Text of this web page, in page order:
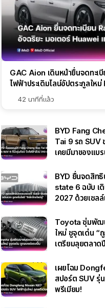
GAC Aion เดินหน้ายื่นจดทะเ
ไฟฟ้าประเดิมไลน์อัปตระกูลให
42 นาทีที่แล้ว
BYD Fang
Tai 9 รถ SUV
เคยมีมาของแบ
BYD ยื่นจดสิท
state 6 ฉบับ เ
2027 ด้วยเซล
Toyota ซุ่มพัฒ
ใหม่ ชูจุดเด่น “
เตรียมลุยตลาด
เผยโฉม
สปอร์ต SUV รุ่
พรีเมียม!